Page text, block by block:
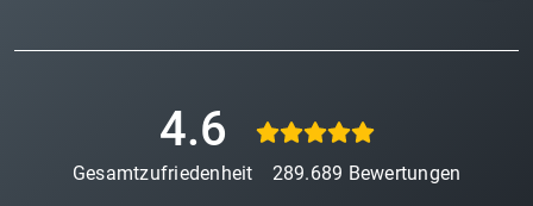
4.6
Gesamtzufriedenheit 289.689 Bewertungen